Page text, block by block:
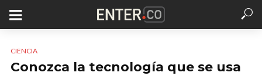
CIENCIA
Conozca la tecnología que se usa